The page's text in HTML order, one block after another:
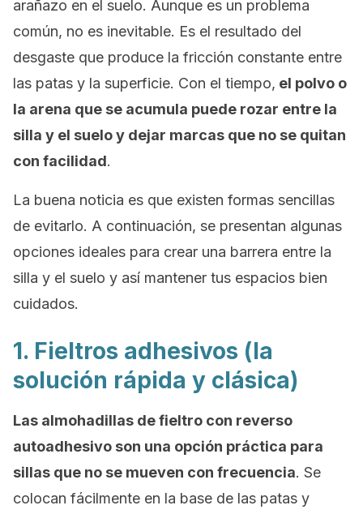
arañazo en el suelo. Aunque es un problema
común, no es inevitable. Es el resultado del
desgaste que produce la fricción constante entre
las patas y la superficie. Con el tiempo, el polvo o
la arena que se acumula puede rozar entre la
silla y el suelo y dejar marcas que no se quitan
con facilidad.
La buena noticia es que existen formas sencillas
de evitarlo. A continuación, se presentan algunas
opciones ideales para crear una barrera entre la
silla y el suelo y así mantener tus espacios bien
cuidados.
1. Fieltros adhesivos (la
solución rápida y clásica)
Las almohadillas de fieltro con reverso
autoadhesivo son una opción práctica para
sillas que no se mueven con frecuencia. Se
colocan fácilmente en la base de las patas y